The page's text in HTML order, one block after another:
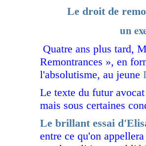
Le droit de
un
Quatre ans plus tard,
Remontrances », en
l'absolutisme, au jeune
Le texte du futur
mais sous certaines
Le brillant essai
entre ce qu'on